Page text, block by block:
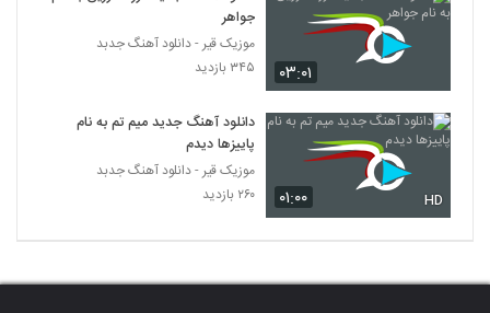
موزیک زیبای عطر موهات از محمد ناظری
۴۵۸ بازدید
آهنگ محمد نصیری بنام فرشته های نور
926
آهنگ زمین از محمد نصیری(پاپ)
۰۳:۰۱
جواهر
موزیک قیر - دانلود آهنگ جدبد
۳۴۵ بازدید
۰۱:۰۰ HD
دانلود آهنگ جدید میم تم به نام
پاییزها دیدم
موزیک قیر - دانلود آهنگ جدبد
۲۶۰ بازدید